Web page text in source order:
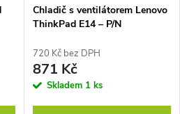
Chladič s ventilátorem Lenovo
ThinkPad E14 – P/N
720 Kč bez DPH
871 Kč
Skladem 1 ks